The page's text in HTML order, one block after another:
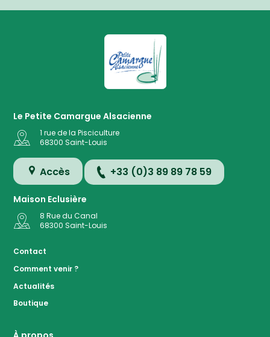
La Petite Camargue
Le Petite Camargue Alsacienne
1 rue de la Pisciculture
68300 Saint-Louis
Accès +33 (0)3 89 89 78 59
Maison Eclusière
8 Rue du Canal
68300 Saint-Louis
Contact
Comment venir ?
Actualités
Boutique